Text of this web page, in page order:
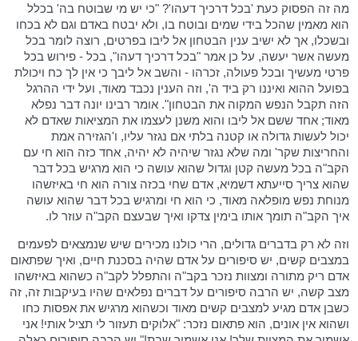
מה זה הפסוק כעת 'בכל דרכיך דעהו'? "כי יש מי שבוטח בה' בכלל
הוא מאמין שהכל בידי שמים ובוטח בו, ולא יבטח באדם וגם לא בכחו
ובשכלו, אך לא ישיב ענין הבטחון אל ליבו בפרטים, רוצה לומר בכל
מעשה אשר יעשה, על כן אמר "בכל דרכיך דעהו", בכל - פירוש בכל
פרטי מעשיך ובכל פעולה, זכרהו - והשב אל ליבך כי אין לך כח ויכולת
בפועל ההוא ואיננו רק ביד ה', וזה הענין נכבד מאוד, ועל ידי ההרגל
הזה תקבל הנפש המקוה את הבטחון". אומר רבינו יונה דבר נפלא
מאוד; אחד ששם אל ליבו והוא משנן לעצמו את המציאות שאדם לא
יכול לעשות גדולה או קטנה בלתי אם נגזר עליו, ו'הגזירה אמת
והחריצות שקר' ומה שלא נגזר שיהיה לא יהיה, אחד כזה הוא חי עם
הקב"ה בכל מעשה קטן וגדול שהוא עושה כי הוא מרגיש בכל דבר
שהוא צריך סייעתא דשמיא, אדם שחי בכזה צורה הוא חי באיזשהו
מנוחת נפש מופלאה מאוד, כי הוא חי ומרגיש בכל דבר שהוא עושה
איך הקב"ה תומך אותו בימין צדקו ואיך שבעצם הקב"ה עוזר לו.
וזה לא רק בדברים גדולים, הרי כולנו מכירים שיש שנמצאים לפעמים
במצבים קשים, יש סיפורים על אדם שהיה בסכנת חיים, ואיך שפתאום
אדם ריק מתורה ומצוות נזכר בקב"ה והתפלל לקב"ה כשהוא באיזשהו
מצב קשה, יש הרבה סיפורים על דברים נפלאים שהיו בעיקבות זה, זה
כשבן אדם מגיע למצבים קשים מאוד וכשהוא מרגיש את אפסות כחו
ושהוא אין אונים, הוא פתאום נזכר: "אלוקים תעזור לי תציל אותי! אני